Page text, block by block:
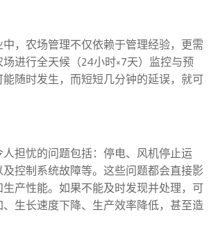
，农场管理不仅依赖于管理经验，更需
进行全天候（24小时×7天）监控与预
随时发生，而短短几分钟的延误，就可
担忧的问题包括：停电、风机停止运
控制系统故障等。这些问题都会直接影
产性能。如果不能及时发现并处理，可
生长速度下降、生产效率降低，甚至造